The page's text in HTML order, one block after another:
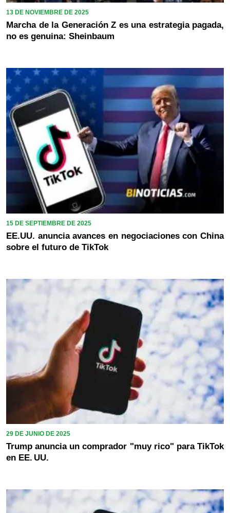
13 DE NOVIEMBRE DE 2025
Marcha de la Generación Z es una estrategia pagada,
no es genuina: Sheinbaum
15 DE SEPTIEMBRE DE 2025
EE.UU. anuncia avances en negociaciones con China
sobre el futuro de TikTok
29 DE JUNIO DE 2025
Trump anuncia un comprador "muy rico" para TikTok
en EE. UU.